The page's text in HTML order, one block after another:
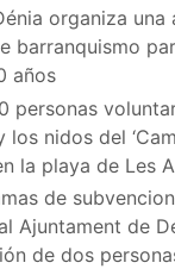
organiza una
barranquismo
años
personas
los nidos del
la playa de Les
de
Ajuntament de
de dos